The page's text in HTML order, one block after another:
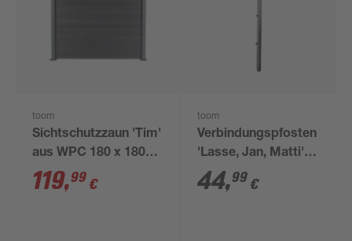
toom
Sichtschutzzaun 'Tim'
aus WPC 180 x 180
cm anthrazit, ohne
Pfosten
119,99 €
toom
Verbindungspfosten
'Lasse, Jan, Matti'
silbern 7 x 7 x 240 cm
44,99 €